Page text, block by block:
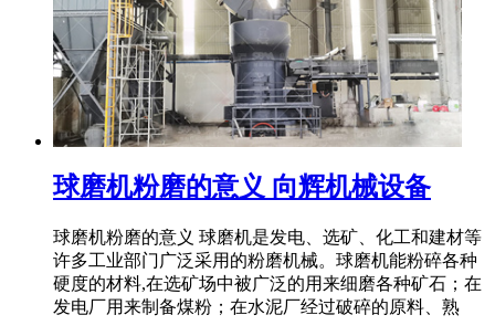
球磨机粉磨的意义 向辉机械设备
球磨机粉磨的意义 球磨机是发电、选矿、化工和建材等
许多工业部门广泛采用的粉磨机械。球磨机能粉碎各种
硬度的材料,在选矿场中被广泛的用来细磨各种矿石；在
发电厂用来制备煤粉；在水泥厂经过破碎的原料、熟